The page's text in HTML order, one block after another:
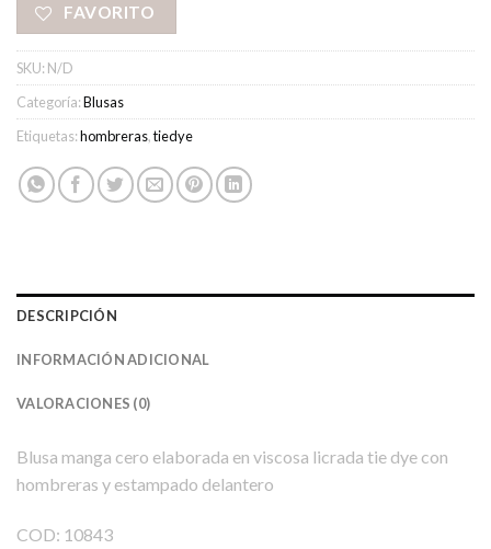
FAVORITO
SKU: N/D
Categoría:Blusas
Etiquetas:hombreras,tiedye
DESCRIPCIÓN
INFORMACIÓN ADICIONAL
VALORACIONES (0)
Blusa manga cero elaborada en viscosa licrada tie dye con
hombreras y estampado delantero
COD: 10843